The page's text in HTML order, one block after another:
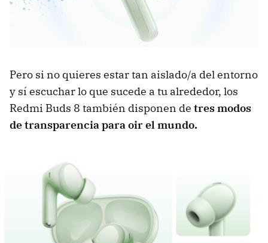
Pero si no quieres estar tan aislado/a del entorno
y sí escuchar lo que sucede a tu alrededor, los
Redmi Buds 8 también disponen de tres modos
de transparencia para oir el mundo.